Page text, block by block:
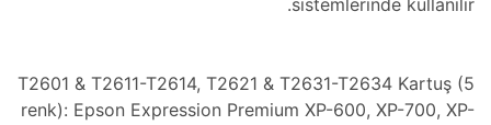
sistemlerinde kullanılır.
T2601 & T2611-T2614, T2621 & T2631-T2634 Kartuş (5
renk): Epson Expression Premium XP-600, XP-700, XP-